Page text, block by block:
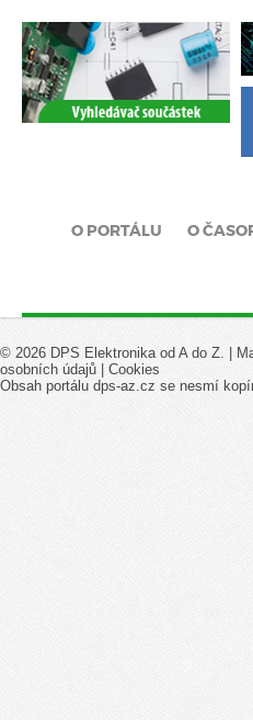
O PORTÁLU O
© 2026 DPS Elektronika od A do Z. |
osobních údajů
Cookies
Obsah portálu dps-az.cz se nesmí